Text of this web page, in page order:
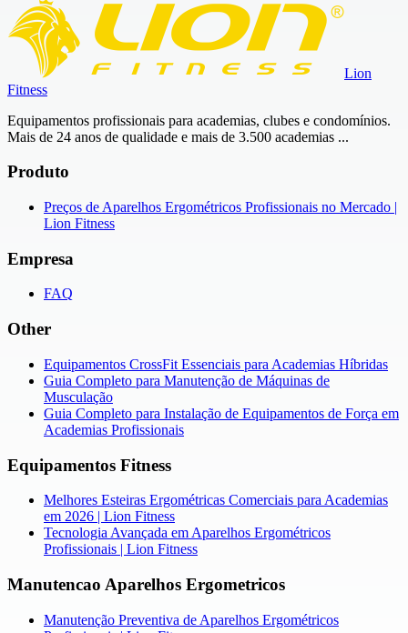
Lion
Fitness
Equipamentos profissionais para academias, clubes e condomínios.
Mais de 24 anos de qualidade e mais de 3.500 academias ...
Produto
Preços de Aparelhos Ergométricos Profissionais no Mercado |
Lion Fitness
Empresa
FAQ
Other
Equipamentos CrossFit Essenciais para Academias Híbridas
Guia Completo para Manutenção de Máquinas de
Musculação
Guia Completo para Instalação de Equipamentos de Força em
Academias Profissionais
Equipamentos Fitness
Melhores Esteiras Ergométricas Comerciais para Academias
em 2026 | Lion Fitness
Tecnologia Avançada em Aparelhos Ergométricos
Profissionais | Lion Fitness
Manutencao Aparelhos Ergometricos
Manutenção Preventiva de Aparelhos Ergométricos